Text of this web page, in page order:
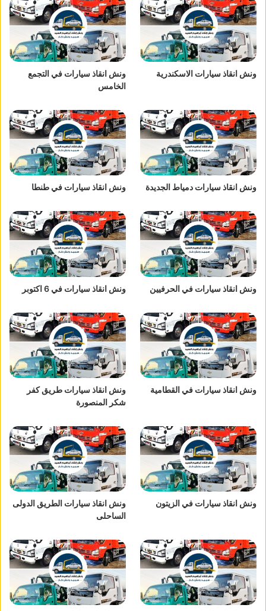
ونش انقاذ سيارات الاسكندرية
ونش انقاذ سيارات في التجمع
الخامس
ونش انقاذ سيارات دمياط الجديدة ونش انقاذ سيارات في طنطا
ونش انقاذ سيارات في الحرفيين ونش انقاذ سيارات في 6 اكتوبر
ونش انقاذ سيارات في القطامية
ونش انقاذ سيارات طريق كفر
شكر المنصورة
ونش انقاذ سيارات في الزيتون
ونش انقاذ سيارات الطريق الدولى
الساحلى